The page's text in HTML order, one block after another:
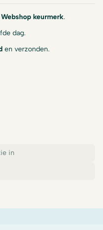
Webshop keurmerk.
dag.
en verzonden.
in